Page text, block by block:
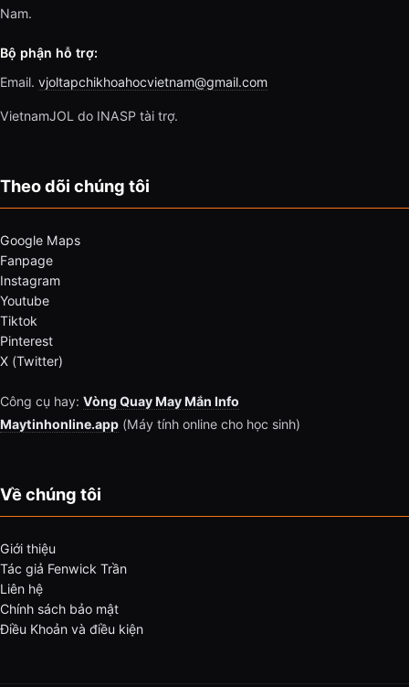
Nam.
Bộ phận hỗ trợ:
Email. vjoltapchikhoahocvietnam@gmail.com
VietnamJOL do INASP tài trợ.
Theo dõi chúng tôi
Google Maps
Fanpage
Instagram
Youtube
Tiktok
Pinterest
X (Twitter)
Công cụ hay: Vòng Quay May Mắn Info
Maytinhonline.app (Máy tính online cho học sinh)
Về chúng tôi
Giới thiệu
Tác giả Fenwick Trần
Liên hệ
Chính sách bảo mật
Điều Khoản và điều kiện